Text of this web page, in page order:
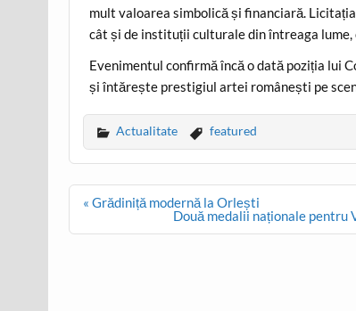
mult valoarea simbolică și financiară.
cât și de instituții culturale din întreaga
Evenimentul confirmă încă o dată poziția lui
și întărește prestigiul artei românești pe
Actualitate featured
Post
navigation
« Grădiniță modernă la Orlești
Două medalii naționale pentru